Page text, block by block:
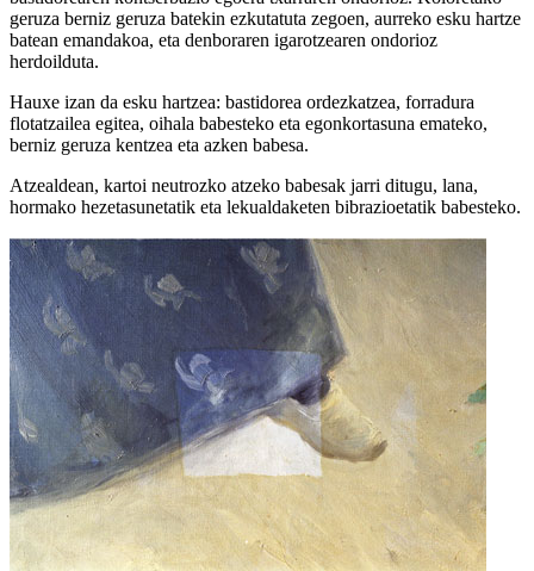
geruza berniz geruza batekin ezkutatuta zegoen, aurreko esku hartze
batean emandakoa, eta denboraren igarotzearen ondorioz
herdoilduta.
Hauxe izan da esku hartzea: bastidorea ordezkatzea, forradura
flotatzailea egitea, oihala babesteko eta egonkortasuna emateko,
berniz geruza kentzea eta azken babesa.
Atzealdean, kartoi neutrozko atzeko babesak jarri ditugu, lana,
hormako hezetasunetatik eta lekualdaketen bibrazioetatik babesteko.